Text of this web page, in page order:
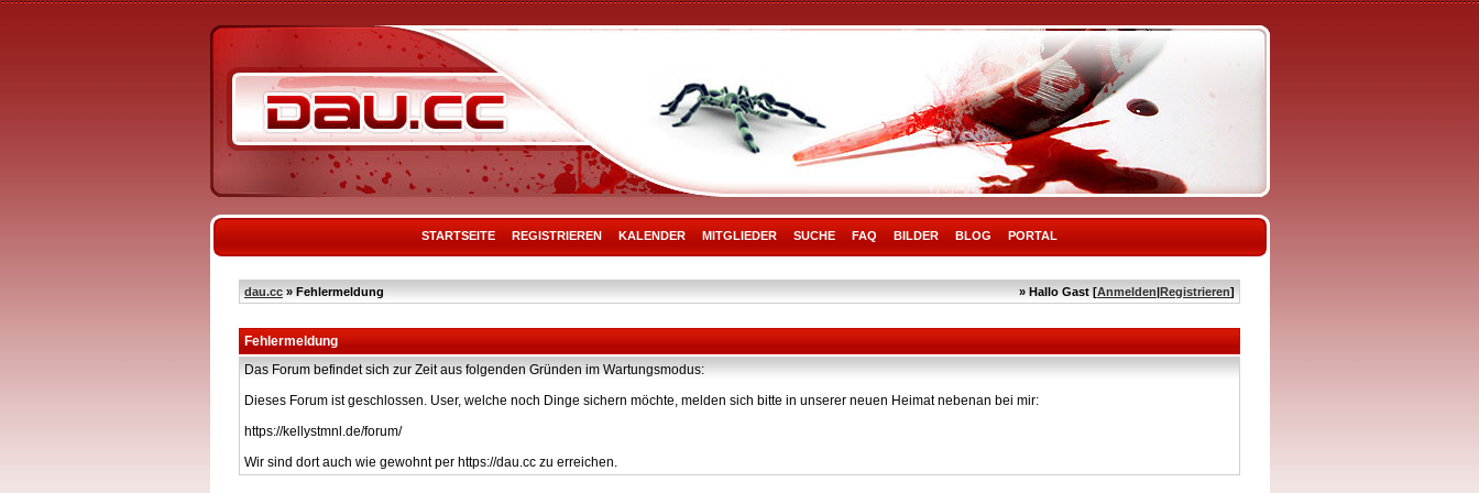
STARTSEITE REGISTRIEREN KALENDER MITGLIEDER SUCHE FAQ BILDER BLOG PORTAL
dau.cc » Fehlermeldung » Hallo Gast [Anmelden|Registrieren]
Fehlermeldung
Das Forum befindet sich zur Zeit aus folgenden Gründen im Wartungsmodus:
Dieses Forum ist geschlossen. User, welche noch Dinge sichern möchte, melden sich bitte in unserer neuen Heimat nebenan bei mir:
https://kellystmnl.de/forum/
Wir sind dort auch wie gewohnt per https://dau.cc zu erreichen.